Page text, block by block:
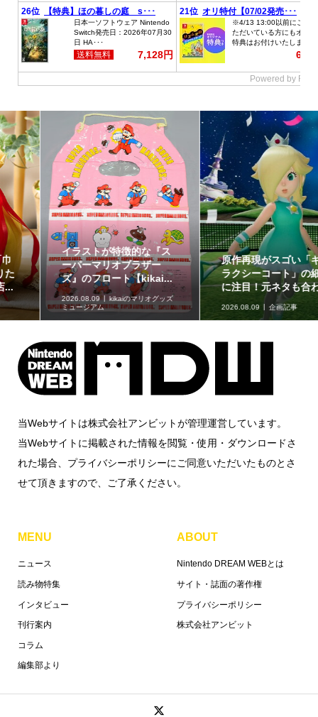
イラストが特徴的な『ス
ーパーマリオブラザー
ズ』のフロート【kikai...
2026.08.09
kikaiのマリオグッズ
ミュージアム
原作再現がスゴい「ギャ
ラクシーコート」の細部
に注目！元ネタも合わ...
2026.08.09 企画記事
当Webサイトは株式会社アンビットが管理運営しています。
当Webサイトに掲載された情報を閲覧・使用・ダウンロードさ
れた場合、プライバシーポリシーにご同意いただいたものとさ
せて頂きますので、ご了承ください。
MENU
ニュース
読み物特集
インタビュー
刊行案内
コラム
編集部より
ABOUT
Nintendo DREAM WEBとは
サイト・誌面の著作権
プライバシーポリシー
株式会社アンビット